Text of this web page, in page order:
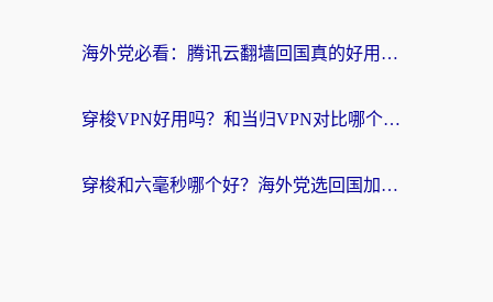
海外党必看：腾讯云翻墙回国真的好用吗？+ 3步选对回国加速器指南
穿梭VPN好用吗？和当归VPN对比哪个回国效果更好？海外党亲测实用指南
穿梭和六毫秒哪个好？海外党选回国加速器的避坑指南，附番茄加速器实测